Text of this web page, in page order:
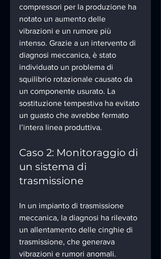
compressori per la produzione ha
notato un aumento delle
vibrazioni e un rumore più
intenso. Grazie a un intervento di
diagnosi meccanica, è stato
individuato un problema di
squilibrio rotazionale causato da
un componente usurato. La
sostituzione tempestiva ha evitato
un guasto che avrebbe fermato
l’intera linea produttiva.
Caso 2: Monitoraggio di
un sistema di
trasmissione
In un impianto di trasmissione
meccanica, la diagnosi ha rilevato
un allentamento delle cinghie di
trasmissione, che generava
vibrazioni e rumori anomali.